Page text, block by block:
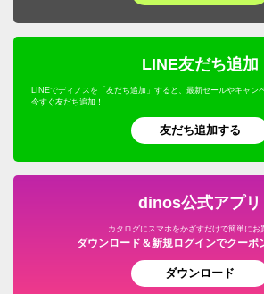
LINE友だち追加
LINEでディノスを「友だち追加」すると、最新セールやキャン
今すぐ友だち追加！
友だち追加する
dinos公式アプリ
カタログにスマホをかざすだけで簡単にお
ダウンロード＆新規ログインでクーポ
ダウンロード